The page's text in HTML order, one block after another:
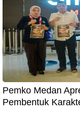
Pemko Medan
Pembentuk